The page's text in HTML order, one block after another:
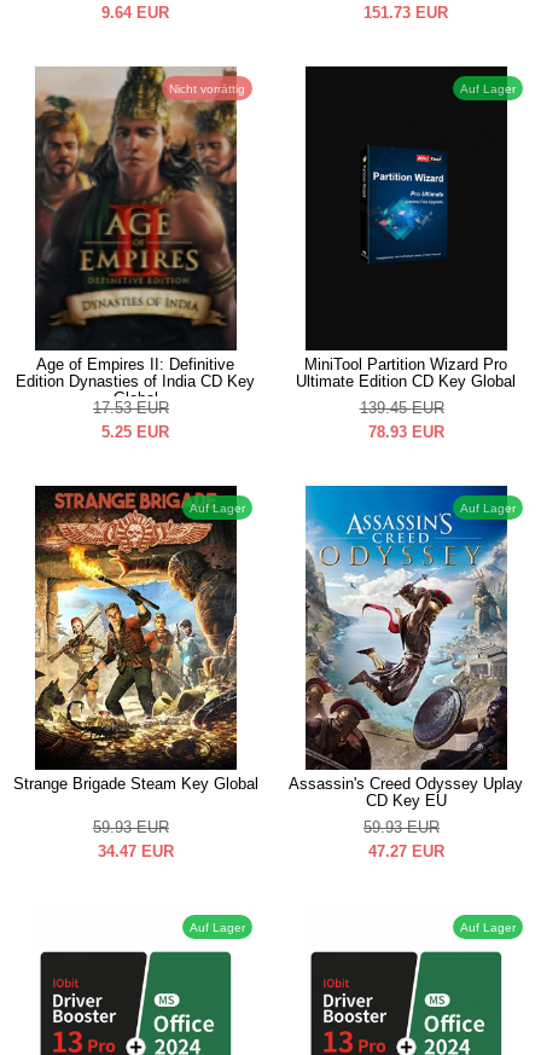
9.64 EUR
151.73 EUR
Nicht vorrättig
Age of Empires II: Definitive
Edition Dynasties of India CD Key
Global
17.53 EUR
5.25 EUR
Auf Lager
MiniTool Partition Wizard Pro
Ultimate Edition CD Key Global
139.45 EUR
78.93 EUR
Auf Lager
Strange Brigade Steam Key Global
59.93 EUR
34.47 EUR
Auf Lager
Assassin's Creed Odyssey Uplay
CD Key EU
59.93 EUR
47.27 EUR
Auf Lager Auf Lager